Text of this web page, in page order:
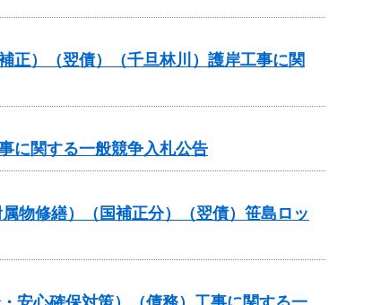
正）（翌債）（千旦林川）護岸工事に関
に関する一般競争入札公告
物修繕）（国補正分）（翌債）笹島ロッ